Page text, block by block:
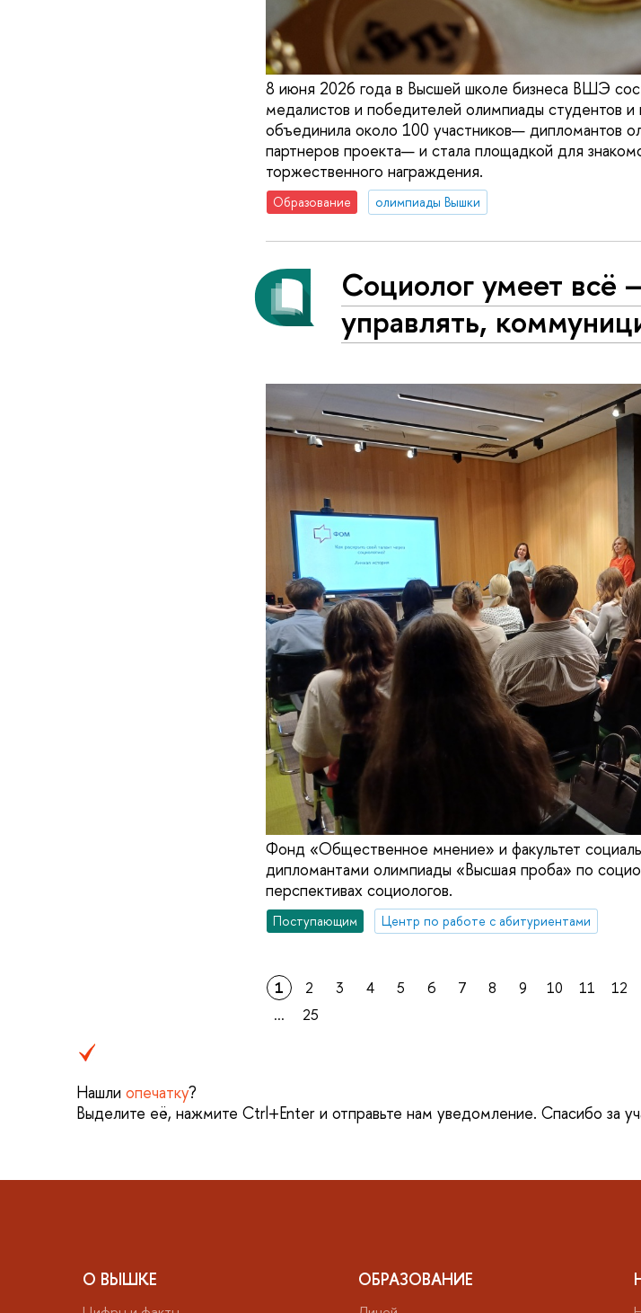
8 июня 2026 года в Высшей школе бизнеса ВШЭ
медалистов и победителей олимпиады студентов и
объединила около 100 участников—
партнеров проекта— и стала площадкой для
торжественного награждения.
Образование олимпиады Вышки
Социолог умеет всё
управлять,
Фонд «Общественное мнение» и факультет
дипломантами олимпиады «Высшая проба» по
перспективах социологов.
Поступающим Центр по работе с абитуриентами
1 2 3 4 5 6 7 8 9 10 11 12
...
25
Нашли опечатку?
Выделите её, нажмите Ctrl+Enter и отправьте нам уведомление. Спасибо за
О ВЫШКЕ ОБРАЗОВАНИЕ